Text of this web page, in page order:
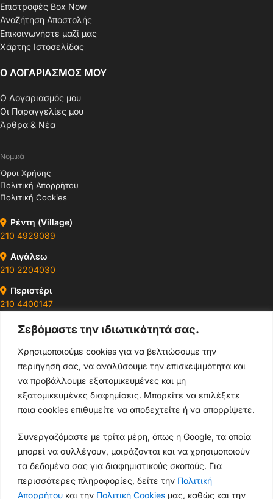
Σεβόμαστε την ιδιωτικότητά σας.
Χρησιμοποιούμε cookies για να βελτιώσουμε την
περιήγησή σας, να αναλύσουμε την επισκεψιμότητα και
να προβάλλουμε εξατομικευμένες και μη
εξατομικευμένες διαφημίσεις. Μπορείτε να επιλέξετε
ποια cookies επιθυμείτε να αποδεχτείτε ή να απορρίψετε.
Συνεργαζόμαστε με τρίτα μέρη, όπως η Google, τα οποία
μπορεί να συλλέγουν, μοιράζονται και να χρησιμοποιούν
τα δεδομένα σας για διαφημιστικούς σκοπούς. Για
περισσότερες πληροφορίες, δείτε την Πολιτική
Απορρήτου και την Πολιτική Cookies μας, καθώς και την
Επιστροφές Box Now
Αναζήτηση Αποστολής
Επικοινωνήστε μαζί μας
Χάρτης Ιστοσελίδας
Ο ΛΟΓΑΡΙΑΣΜΟΣ ΜΟΥ
Ο Λογαριασμός μου
Οι Παραγγελίες μου
Άρθρα & Νέα
Νομικά
Όροι Χρήσης
Πολιτική Απορρήτου
Πολιτική Cookies
Ρέντη (Village)
210 4929089
Αιγάλεω
210 2204030
Περιστέρι
210 4400147
Ωράρια & Διευθύνσεις →
210 4929089
Κεντρικό τηλέφωνο
info@thikishop.gr
Δευ - Σάβ: 10:00 - 21:00
ΔΩΡΕΑΝ ΑΠΟΣΤΟΛΗ
για παραγγελίες άνω των 35€